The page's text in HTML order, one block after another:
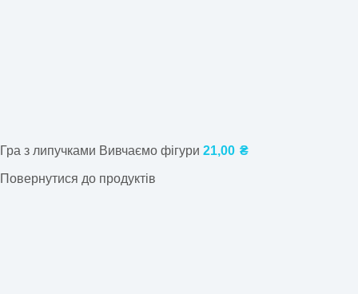
Гра з липучками Вивчаємо фігури 21,00 ₴
Повернутися до продуктів